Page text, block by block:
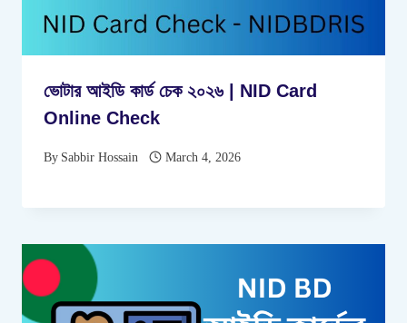
ভোটার আইডি কার্ড চেক ২০২৬ | NID Card
Online Check
By Sabbir Hossain March 4, 2026